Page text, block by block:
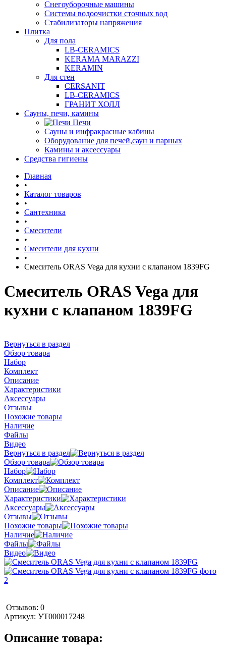
Снегоуборочные машины
Системы водоочистки сточных вод
Стабилизаторы напряжения
Плитка
Для пола
LB-CERAMICS
KERAMA MARAZZI
KERAMIN
Для стен
CERSANIT
LB-CERAMICS
ГРАНИТ ХОЛЛ
Сауны, печи, камины
Печи
Сауны и инфракрасные кабины
Оборудование для печей,саун и парных
Камины и аксессуары
Средства гигиены
Главная
•
Каталог товаров
•
Сантехника
•
Смесители
•
Смесители для кухни
•
Смеситель ORAS Vega для кухни с клапаном 1839FG
Смеситель ORAS Vega для
кухни с клапаном 1839FG
Вернуться в раздел
Обзор товара
Набор
Комплект
Описание
Характеристики
Аксессуары
Отзывы
Похожие товары
Наличие
Файлы
Видео
Вернуться в раздел
Обзор товара
Набор
Комплект
Описание
Характеристики
Аксессуары
Отзывы
Похожие товары
Наличие
Файлы
Видео
Отзывов: 0
Артикул: УТ000017248
Описание товара: